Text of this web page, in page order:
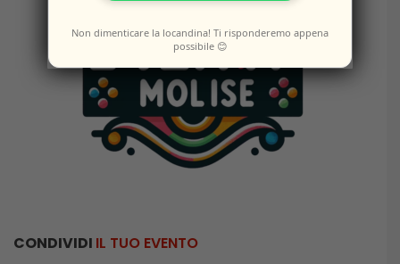
CONDIVIDI IL TUO EVENTO
Non dimenticare la locandina! Ti risponderemo appena
possibile 😊